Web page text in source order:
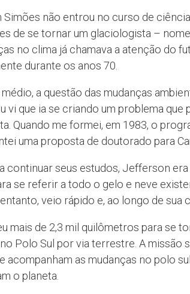
não entrou no curso de
de se tornar um glaciologista –
no clima já chamava a atenção do
durante os anos 70.
a questão das mudanças
vi que ia se criando um problema
Quando me formei, em 1983, o
uma proposta de doutorado para
continuar seus estudos, Jefferson
se referir a todo o gelo e neve
veio rápido e, ao longo de sua
mais de 2,3 mil quilômetros para se
Polo Sul por via terrestre. A missão
as mudanças no polo
o planeta.